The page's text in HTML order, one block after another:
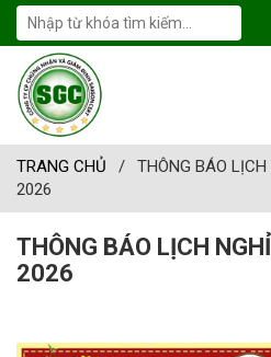
TRANG CHỦ /
THÔNG BÁO
2026
THÔNG BÁO LỊCH
2026